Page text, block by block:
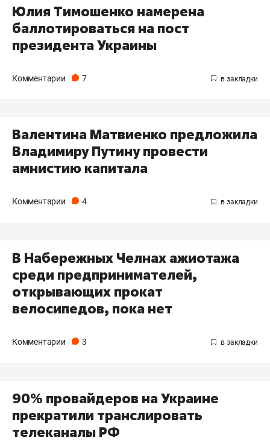
Юлия Тимошенко намерена
баллотироваться на пост
президента Украины
Комментарии 7
Валентина Матвиенко предложила
Владимиру Путину провести
амнистию капитала
Комментарии 4
В Набережных Челнах ажиотажа
среди предпринимателей,
открывающих прокат
велосипедов, пока нет
Комментарии 3
90% провайдеров на Украине
прекратили транслировать
телеканалы РФ